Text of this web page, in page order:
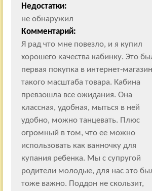
Недостатки:
не обнаружил
Комментарий:
Я рад что мне повезло, и я купил
хорошего качества кабинку. Это
первая покупка в интернет-
такого масштаба товара. Кабина
превзошла все ожидания. Она
классная, удобная, мыться в ней
удобно, можно танцевать. Плюс
огромный в том, что ее можно
использовать как ванночку для
купания ребенка. Мы с супругой
родители молодые, для нас это
тоже важно. Поддон не скользит,